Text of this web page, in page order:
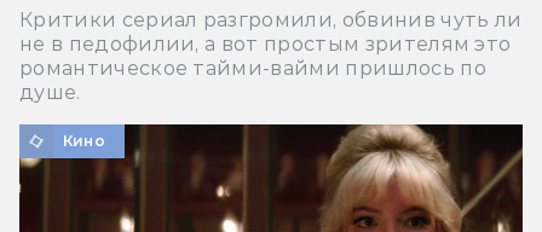
Критики сериал разгромили, обвинив чуть ли
не в педофилии, а вот простым зрителям это
романтическое тайми-вайми пришлось по
душе.
Кино